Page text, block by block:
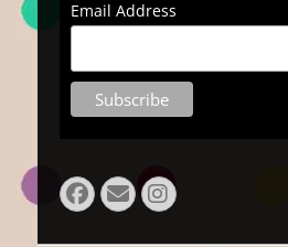
Email Address
Facebook
EmailInstagram